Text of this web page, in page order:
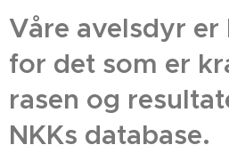
Våre avelsdyr er
for det som er
rasen og
NKKs database.